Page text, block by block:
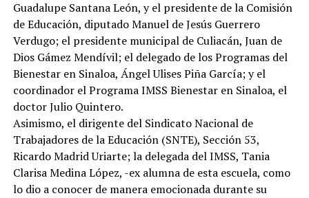
Guadalupe Santana León, y el presidente de la Comisión
de Educación, diputado Manuel de Jesús Guerrero
Verdugo; el presidente municipal de Culiacán, Juan de
Dios Gámez Mendívil; el delegado de los Programas del
Bienestar en Sinaloa, Ángel Ulises Piña García; y el
coordinador el Programa IMSS Bienestar en Sinaloa, el
doctor Julio Quintero.
Asimismo, el dirigente del Sindicato Nacional de
Trabajadores de la Educación (SNTE), Sección 53,
Ricardo Madrid Uriarte; la delegada del IMSS, Tania
Clarisa Medina López, -ex alumna de esta escuela, como
lo dio a conocer de manera emocionada durante su